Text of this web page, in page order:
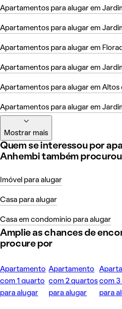
Apartamentos para alugar em
Apartamentos para alugar em
Apartamentos para alugar em
Apartamentos para alugar em
Apartamentos para alugar em Altos
Apartamentos para alugar em
Mostrar mais
Quem se interessou por
Anhembi também
Imóvel para alugar
Casa para alugar
Casa em condomínio para alugar
Amplie as chances de
procure por
Apartamento
com 1 quarto
para alugar
Apartamento
com 2 quartos
para alugar
com 3
para